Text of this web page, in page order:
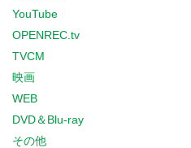
YouTube
OPENREC.tv
TVCM
映画
WEB
DVD＆Blu-ray
その他